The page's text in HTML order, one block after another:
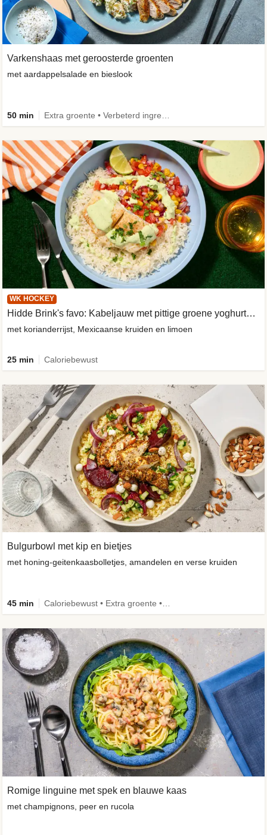
Varkenshaas met geroosterde groenten
met aardappelsalade en bieslook
50 min
WK HOCKEY
Hidde Brink's favo: Kabeljauw met pittige groene yoghurtsaus
met korianderrijst, Mexicaanse kruiden en limoen
25 min Caloriebewust
Bulgurbowl met kip en bietjes
met honing-geitenkaasbolletjes, amandelen en verse kruiden
45 min
Romige linguine met spek en blauwe kaas
met champignons, peer en rucola